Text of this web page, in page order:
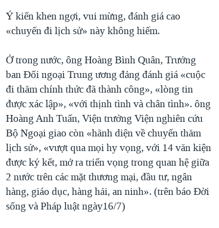
TRỊNH VĨNH BÌNH VS. CHÍNH PHỦ VIỆT NAM
NGƯ DÂN VIỆT VÀ LÀN SÓNG TRỘM HẢI SÂM
QUAN HỆ VIỆT MỸ
Ý kiến khen ngợi, vui mừng, đánh giá cao
«chuyến đi lịch sử» này không hiếm.
Ở trong nước, ông Hoàng Bình Quân, Trưởng
ban Đối ngoại Trung ương đảng đánh giá «cuộc
đi thăm chính thức đã thành công», «lòng tin
được xác lập», «với thịnh tình và chân tình». ông
Hoàng Anh Tuấn, Viện trưởng Viện nghiên cứu
Bộ Ngoại giao còn «hãnh diện về chuyến thăm
lịch sử», «vượt qua mọi hy vọng, với 14 văn kiện
được ký kết, mở ra triển vọng trong quan hệ giữa
2 nước trên các mặt thương mại, đầu tư, ngân
hàng, giáo dục, hàng hải, an ninh». (trên báo Đời
sống và Pháp luật ngày16/7)